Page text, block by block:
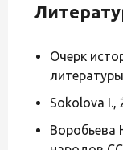
Очерк
Sokolova I.,
Воробьева